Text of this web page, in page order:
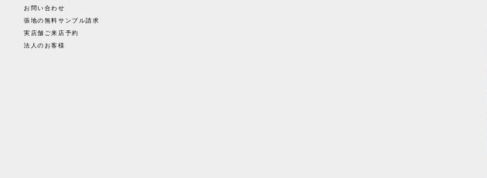
お問い合わせ
張地の無料サンプル請求
実店舗ご来店予約
法人のお客様